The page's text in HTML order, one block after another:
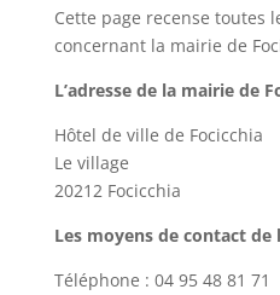
Cette page recense toutes
concernant la mairie de
L’adresse de la mairie de
Hôtel de ville de Focicchia
Le village
20212 Focicchia
Les moyens de contact de
Téléphone : 04 95 48 81 71